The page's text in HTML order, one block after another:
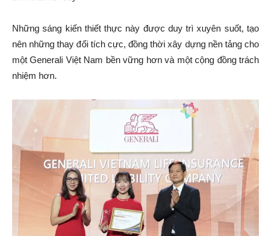
Những sáng kiến thiết thực này được duy trì xuyên suốt, tạo
nên những thay đổi tích cực, đồng thời xây dựng nền tảng cho
một Generali Việt Nam bền vững hơn và một cộng đồng trách
nhiệm hơn.